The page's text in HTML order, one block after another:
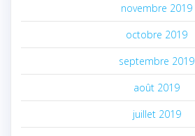
novembre 2019
octobre 2019
septembre 2019
août 2019
juillet 2019